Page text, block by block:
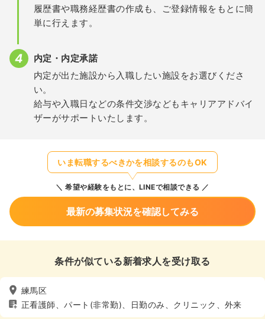
履歴書や職務経歴書の作成も、ご登録情報をもとに簡
単に行えます。
内定・内定承諾
内定が出た施設から入職したい施設をお選びくださ
い。
給与や入職日などの条件交渉などもキャリアアドバイ
ザーがサポートいたします。
いま転職するべきかを相談するのもOK
希望や経験をもとに、LINEで相談できる
最新の募集状況を確認してみる
条件が似ている新着求人を受け取る
練馬区
正看護師、パート(非常勤)、日勤のみ、クリニック、外来